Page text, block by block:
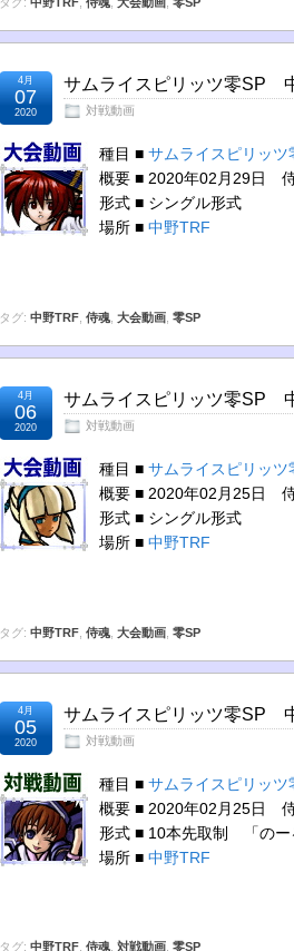
サムライスピリッツ零SP
対戦動画
4月
07
2020
種目 ■ サムライスピリッツ
概要 ■ 2020年02月29日
形式 ■ シングル形式
場所 ■ 中野TRF
タグ: 中野TRF 侍魂 大会動画 零SP
サムライスピリッツ零SP
対戦動画
4月
06
2020
種目 ■ サムライスピリッツ
概要 ■ 2020年02月25日
形式 ■ シングル形式
場所 ■ 中野TRF
タグ: 中野TRF 侍魂 大会動画 零SP
サムライスピリッツ零SP
対戦動画
4月
05
2020
種目 ■ サムライスピリッツ
概要 ■ 2020年02月25日
形式 ■ 10本先取制 「のー
場所 ■ 中野TRF
タグ: 中野TRF 侍魂 対戦動画 零SP